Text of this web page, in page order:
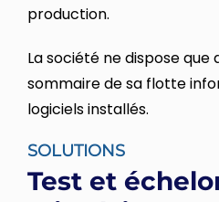
production.
La société ne dispose que
sommaire de sa flotte
logiciels installés.
SOLUTIONS
Test et